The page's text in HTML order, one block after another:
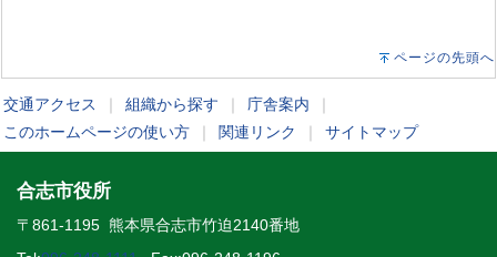
ページの先頭へ
交通アクセス 組織から探す 庁舎案内
このホームページの使い方
関連リンク サイトマップ
合志市役所
〒861-1195 熊本県合志市竹迫2140番地